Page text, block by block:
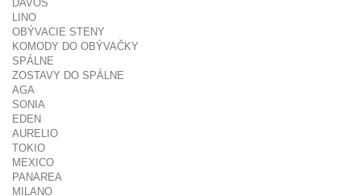
DAVOS
LINO
OBÝVACIE STENY
KOMODY DO OBÝVAČKY
SPÁLNE
ZOSTAVY DO SPÁLNE
AGA
SONIA
EDEN
AURELIO
TOKIO
MEXICO
PANAREA
MILANO